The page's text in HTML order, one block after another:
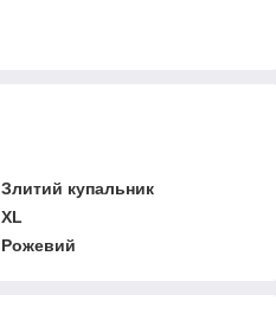
Злитий купальник
XL
Рожевий